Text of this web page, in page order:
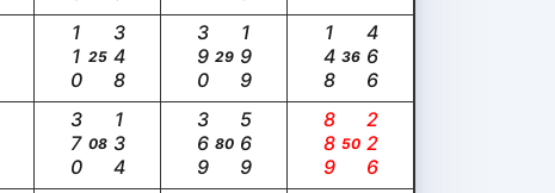
110 25348 390 29199 148 36466
370 08134 369 80569 889 50226